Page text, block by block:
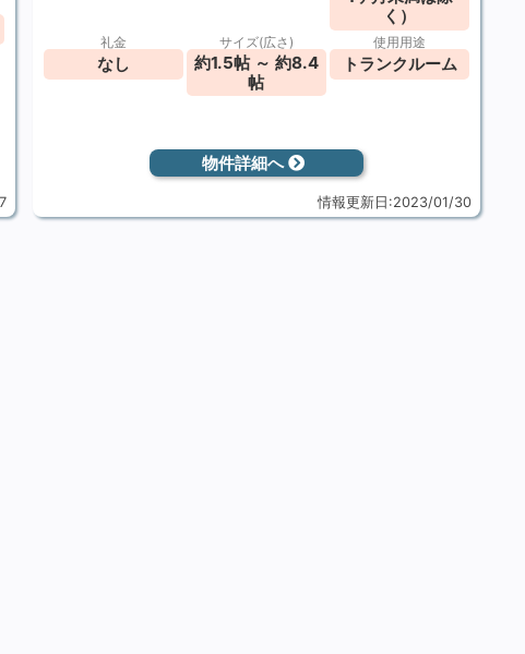
く）
礼金
なし
サイズ(広さ)
約1.5帖 ～ 約8.4
帖
使用用途
トランクルーム
物件詳細へ
情報更新日:2023/01/30